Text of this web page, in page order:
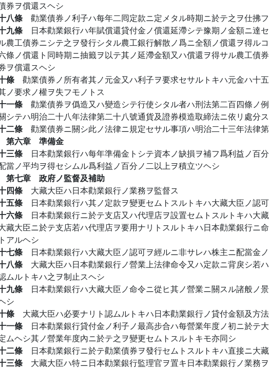
券ヲ償還スヘシ
八條 勸業債券ノ利子ハ每年二囘定款ニ定メタル時期ニ於テ之ヲ仕拂
九條 日本勸業銀行ハ年賦償還貸付金ノ償還延滯シテ豫期ノ金額ニ達
農工債券ニシテ之ヲ發行シタル農工銀行解散ノ爲ニ全額ノ償還ヲ得ル
條ノ償還ト同時期ニ抽籤ヲ以テ其ノ延滯金額又ハ償還ヲ得サル農工債
ヲ償還スヘシ
條 勸業債券ノ所有者其ノ元金又ハ利子ヲ要求セサルトキハ元金ハ十
ノ要求ノ權ヲ失フモノトス
一條 勸業債券ヲ僞造又ハ變造シテ行使シタル者ハ刑法第二百四條ノ
シテハ明治二十八年法律第二十八號通貨及證券模造取締法ニ依リ處分ス
二條 勸業債券ニ關シ此ノ法律ニ規定セサル事項ハ明治二十三年法律
第六章 準備金
三條 日本勸業銀行ハ每年準備金トシテ資本ノ缺損ヲ補フ爲利益ノ百
當ノ平均ヲ得セシムル爲利益ノ百分ノ二以上ヲ積立ツヘシ
第七章 政府ノ監督及補助
四條 大藏大臣ハ日本勸業銀行ノ業務ヲ監督ス
五條 日本勸業銀行ハ其ノ定款ヲ變更セムトスルトキハ大藏大臣ノ認
六條 日本勸業銀行ニ於テ支店又ハ代理店ヲ設置セムトスルトキハ大
藏大臣ニ於テ支店若ハ代理店ヲ要用ナリトスルトキハ日本勸業銀行ニ
アルヘシ
七條 日本勸業銀行ハ大藏大臣ノ認可ヲ經ルニ非サレハ株主ニ配當金
八條 大藏大臣ハ日本勸業銀行ノ營業上法律命令又ハ定款ニ背戾シ若
ムルトキハ之ヲ制止スヘシ
九條 日本勸業銀行ハ大藏大臣ノ命令ニ從ヒ其ノ營業ニ關スル諸般ノ
シ
條 大藏大臣ハ必要ナリト認ムルトキハ日本勸業銀行ノ貸付金額及方
一條 日本勸業銀行貸付金ノ利子ノ最高步合ハ每營業年度ノ初ニ於テ
ムヘシ其ノ營業年度內ニ於テ之ヲ變更セムトスルトキモ亦同シ
二條 日本勸業銀行ニ於テ勸業債券ヲ發行セムトスルトキハ直接ニ大
三條 大藏大臣ハ特ニ日本勸業銀行監理官ヲ置キ日本勸業銀行ノ業務